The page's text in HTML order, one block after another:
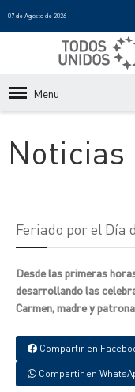
07 de Agosto de 2026
Menu
Noticias
Feriado por el Día
Desde las primeras
desarrollando las
Carmen, madre y
Compartir en
Compartir en